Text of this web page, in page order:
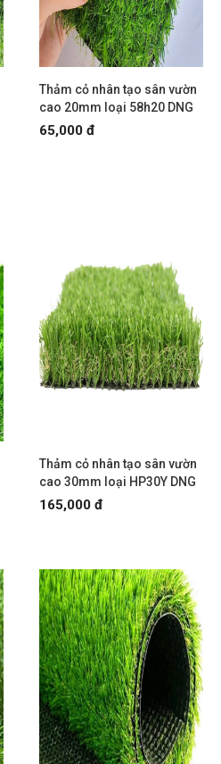
Thảm cỏ nhân tạo sân vườn
cao 20mm loại 58h20 DNG
65,000 đ
Thảm cỏ nhân tạo sân vườn
cao 30mm loại HP30Y DNG
165,000 đ